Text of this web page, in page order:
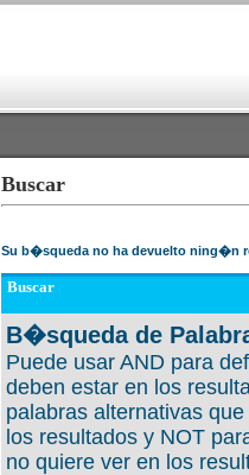
Buscar
Su b�squeda no ha devuelto ning�n
Buscar
B�squeda de
Puede usar AND para
deben estar en los
palabras alternativas
los resultados y NOT
no quiere ver en los